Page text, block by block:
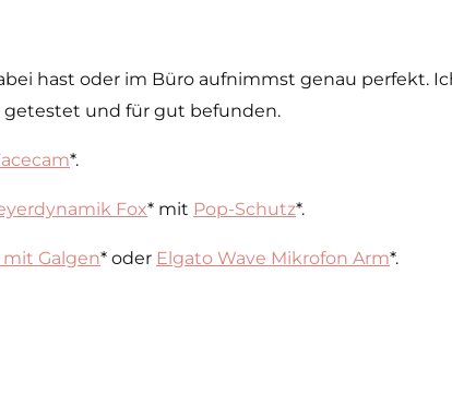
hast oder im Büro aufnimmst genau perfekt.
getestet und für gut befunden.
*.
Fox* mit Pop-Schutz*.
Galgen* oder Elgato Wave Mikrofon Arm*.